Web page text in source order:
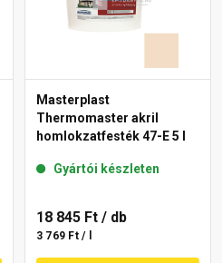
Masterplast
Thermomaster akril
homlokzatfesték 47-E 5 l
Gyártói készleten
18 845 Ft / db
3 769 Ft / l